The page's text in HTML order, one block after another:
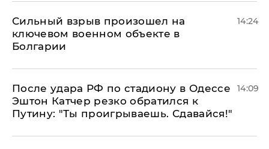
Сильный взрыв произошел на
ключевом военном объекте в
Болгарии
14:24
После удара РФ по стадиону в Одессе
Эштон Катчер резко обратился к
Путину: "Ты проигрываешь. Сдавайся!"
14:09